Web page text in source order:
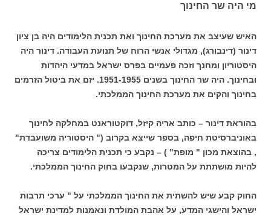
מי היה שר החינוך
האיש שעיצב את מערכת החינוך ואת תכנית הלימודים היה בן ציון
דינור (דינבורג), מגדולי אנשי הרוח של תנועת העבודה. דינור היה
היסטוריון ומחנך וזכה פעמיים בפרס ישראל במדעי היהדות
ובחינוך. היה שר החינוך בשנים 1951-1955. יזם את ביטול הזרמים
בחינוך והקים את מערכת החינוך הממלכתי.
בהוראת דינור – כותב אריה קיזל, דוקטוראנט במחלקה לחינוך
באוניברסיטת חיפה, בספר שייצא בקרוב (" היסטוריה משועבדת"
, בהוצאת מכון " מופת" ) – נקבע כי תכנית הלימודים צריכה
להיות מושתתת על המטרות, שנקבעו בחוק החינוך הממלכתי.
החוק קבע שיש להשתית את החינוך הממלכתי על " ערכי תרבות
ישראל והישגי המדע, על אהבת המולדת ונאמנות למדינת ישראל